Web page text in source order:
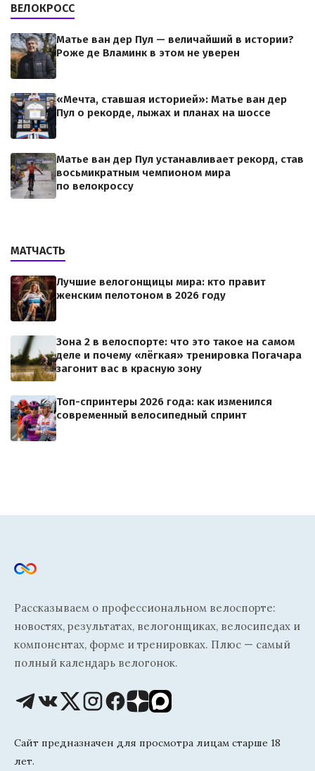
ВЕЛОКРОСС
Матье ван дер Пул — величайший в истории?
Роже де Вламинк в этом не уверен
«Мечта, ставшая историей»: Матье ван дер
Пул о рекорде, лыжах и планах на шоссе
Матье ван дер Пул устанавливает рекорд, став
восьмикратным чемпионом мира
по велокроссу
МАТЧАСТЬ
Лучшие велогонщицы мира: кто правит
женским пелотоном в 2026 году
Зона 2 в велоспорте: что это такое на самом
деле и почему «лёгкая» тренировка Погачара
загонит вас в красную зону
Топ-спринтеры 2026 года: как изменился
современный велосипедный спринт
Рассказываем о профессиональном велоспорте:
новостях, результатах, велогонщиках, велосипедах и
компонентах, форме и тренировках. Плюс — самый
полный календарь велогонок.
Сайт предназначен для просмотра лицам старше 18
лет.